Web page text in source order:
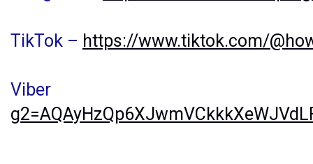
TikTok – https://www.tiktok.com/